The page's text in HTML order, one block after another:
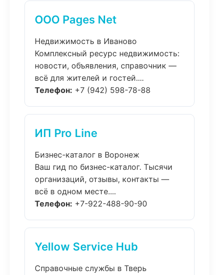
ООО Pages Net
Недвижимость в Иваново
Комплексный ресурс недвижимость:
новости, объявления, справочник —
всё для жителей и гостей....
Телефон: +7 (942) 598-78-88
ИП Pro Line
Бизнес-каталог в Воронеж
Ваш гид по бизнес-каталог. Тысячи
организаций, отзывы, контакты —
всё в одном месте....
Телефон: +7-922-488-90-90
Yellow Service Hub
Справочные службы в Тверь